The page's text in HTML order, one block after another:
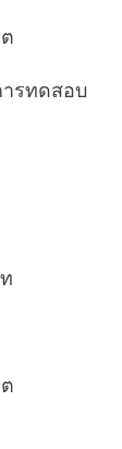
รทดสอบ